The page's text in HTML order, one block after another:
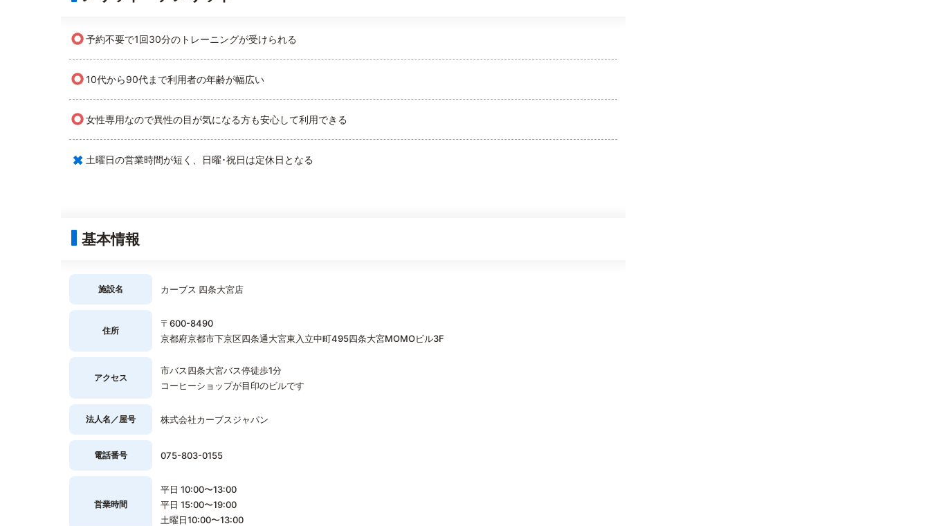
○予約不要で1回30分のトレーニングが受けられる
○10代から90代まで利用者の年齢が幅広い
○女性専用なので異性の目が気になる方も安心して利用できる
× 土曜日の営業時間が短く、日曜･祝日は定休日となる
基本情報
施設名 カーブス 四条大宮店
住所
〒600-8490
京都府京都市下京区四条通大宮東入立中町495四条大宮MOMOビル3F
アクセス
市バス四条大宮バス停徒歩1分
コーヒーショップが目印のビルです
法人名／屋号 株式会社カーブスジャパン
電話番号 075-803-0155
営業時間
平日 10:00〜13:00
平日 15:00〜19:00
土曜日10:00〜13:00